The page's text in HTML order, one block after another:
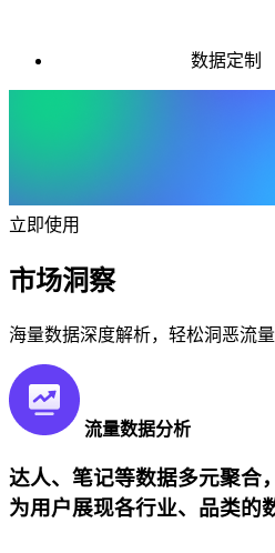
数据定制
立即使用
市场洞察
海量数据深度解析，轻松洞恶流
流量数据分析
达人、笔记等数据多元聚合
为用户展现各行业、品类的